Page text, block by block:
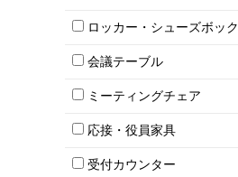
両袖机
インワゴン3段
脇机
ハイキャビネット
ローキャビネット
両開きキャビネット
上下連結キャビネット
軽量ラック（スチールラ
収納家具その他
ロッカー・シューズボッ
1人用ロッカー
2人用ロッカー
3人用ロッカー
5人用ロッカー
8人用ロッカー
会議テーブル
ミーティングテーブル
スタッキングテーブル
ネスティングテーブル
カウンターテーブル
ミーティングチェア
キャスター付きミーティ
スタッキングミーティン
テーブル付きミーティン
応接・役員家具
応接セット
受付カウンター